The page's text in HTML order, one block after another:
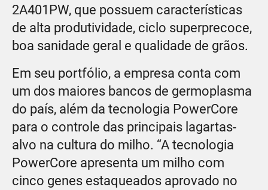
2A401PW, que possuem características
de alta produtividade, ciclo superprecoce,
boa sanidade geral e qualidade de grãos.
Em seu portfólio, a empresa conta com
um dos maiores bancos de germoplasma
do país, além da tecnologia PowerCore
para o controle das principais lagartas-
alvo na cultura do milho. “A tecnologia
PowerCore apresenta um milho com
cinco genes estaqueados aprovado no